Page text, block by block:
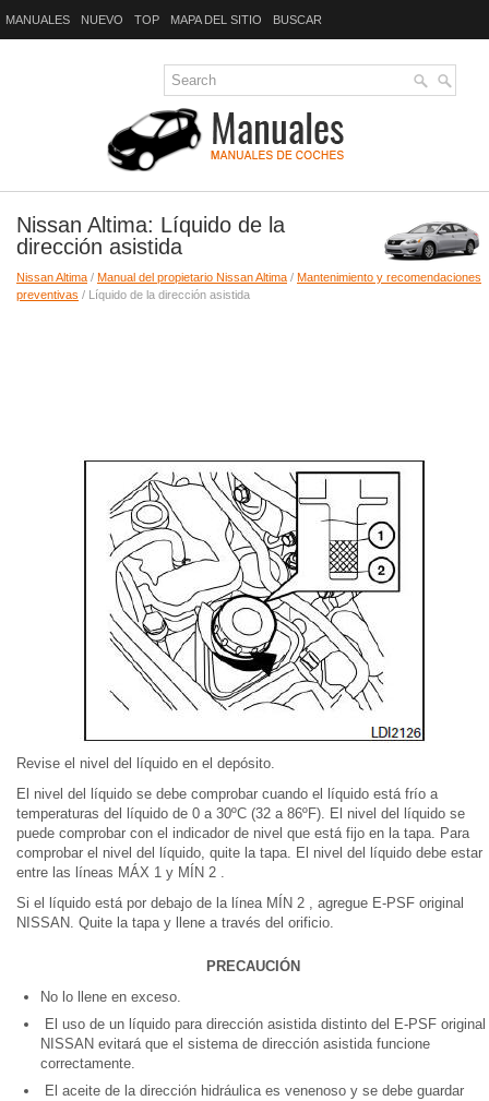
MANUALES NUEVO TOP MAPA DEL SITIO BUSCAR
Nissan Altima: Líquido de la
dirección asistida
Nissan Altima / Manual del propietario Nissan Altima / Mantenimiento y recomendaciones
preventivas / Líquido de la dirección asistida
Revise el nivel del líquido en el depósito.
El nivel del líquido se debe comprobar cuando el líquido está frío a
temperaturas del líquido de 0 a 30ºC (32 a 86ºF). El nivel del líquido se
puede comprobar con el indicador de nivel que está fijo en la tapa. Para
comprobar el nivel del líquido, quite la tapa. El nivel del líquido debe estar
entre las líneas MÁX 1 y MÍN 2 .
Si el líquido está por debajo de la línea MÍN 2 , agregue E-PSF original
NISSAN. Quite la tapa y llene a través del orificio.
PRECAUCIÓN
No lo llene en exceso.
El uso de un líquido para dirección asistida distinto del E-PSF original
NISSAN evitará que el sistema de dirección asistida funcione
correctamente.
El aceite de la dirección hidráulica es venenoso y se debe guardar